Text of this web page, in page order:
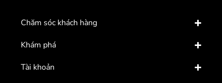
Chăm sóc khách hàng
Khám phá
Tài khoản